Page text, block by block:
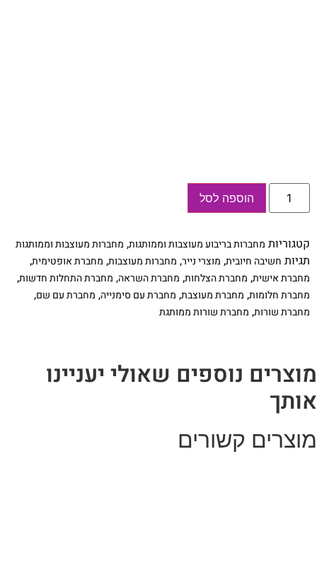
כמות
מחברת
שם
ומשפט
השראה:
״Whatever
you
are
be
הוספה לסל
קטגוריותמחברות בריבוע מעוצבות וממותגות,מחברות מעוצבות וממותגות
תגיותחשיבה חיובית,מוצרי נייר,מחברות מעוצבות,מחברת אופטימית,
מחברת אישית,מחברת הצלחות,מחברת השראה,מחברת התחלות חדשות,
מחברת חלומות,מחברת מעוצבת,מחברת עם סימנייה,מחברת עם שם,
מחברת שורות,מחברת שורות ממותגת
נוספים שאולי יעניינו
קשורים